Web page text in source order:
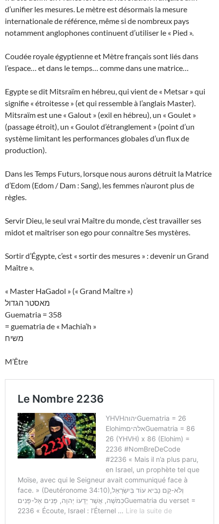
d’unifier les mesures. Le mètre est désormais la mesure
internationale de référence, même si de nombreux pays
notamment anglophones continuent d’utiliser le « Pied ».
Coudée royale égyptienne et Mètre français sont liés dans
l’espace… et dans le temps… comme dans une matrice…
Egypte se dit Mitsraïm en hébreu, qui vient de « Metsar » qui
signifie « étroitesse » (et qui ressemble à l’anglais Master).
Mitsraïm est une « Galout » (exil en hébreu), un « Goulet »
(passage étroit), un « Goulot d’étranglement » (point d’un
système limitant les performances globales d’un flux de
production).
Dans les Temps Futurs, lorsque nous aurons détruit la Matrice
d’Edom (Edom / Dam : Sang), les femmes n’auront plus de
règles.
Servir Dieu, le seul vrai Maître du monde, c’est travailler ses
midot et maîtriser son ego pour connaître Ses mystères.
Sortir d’Égypte, c’est « sortir des mesures » : devenir un Grand
Maître ».
« Master HaGadol » (« Grand Maître »)
מאסטר הגדול
Guematria = 358
= guematria de « Machia’h »
משיח
M’Être